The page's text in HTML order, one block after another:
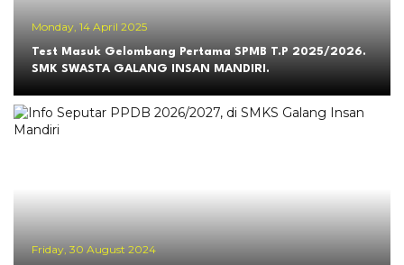
Monday, 14 April 2025
Test Masuk Gelombang Pertama SPMB T.P 2025/2026.
SMK SWASTA GALANG INSAN MANDIRI.
Friday, 30 August 2024